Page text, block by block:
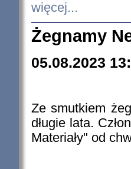
więcej...
Żegnamy
05.08.2023
Ze smutkiem
długie lata.
Materiały" od